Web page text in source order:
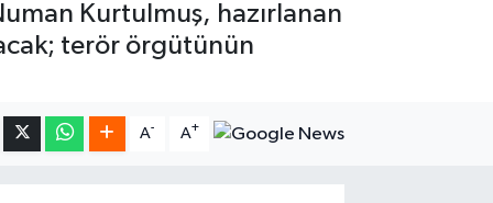
Kurtulmuş, hazırlanan
terör örgütünün
A- A+